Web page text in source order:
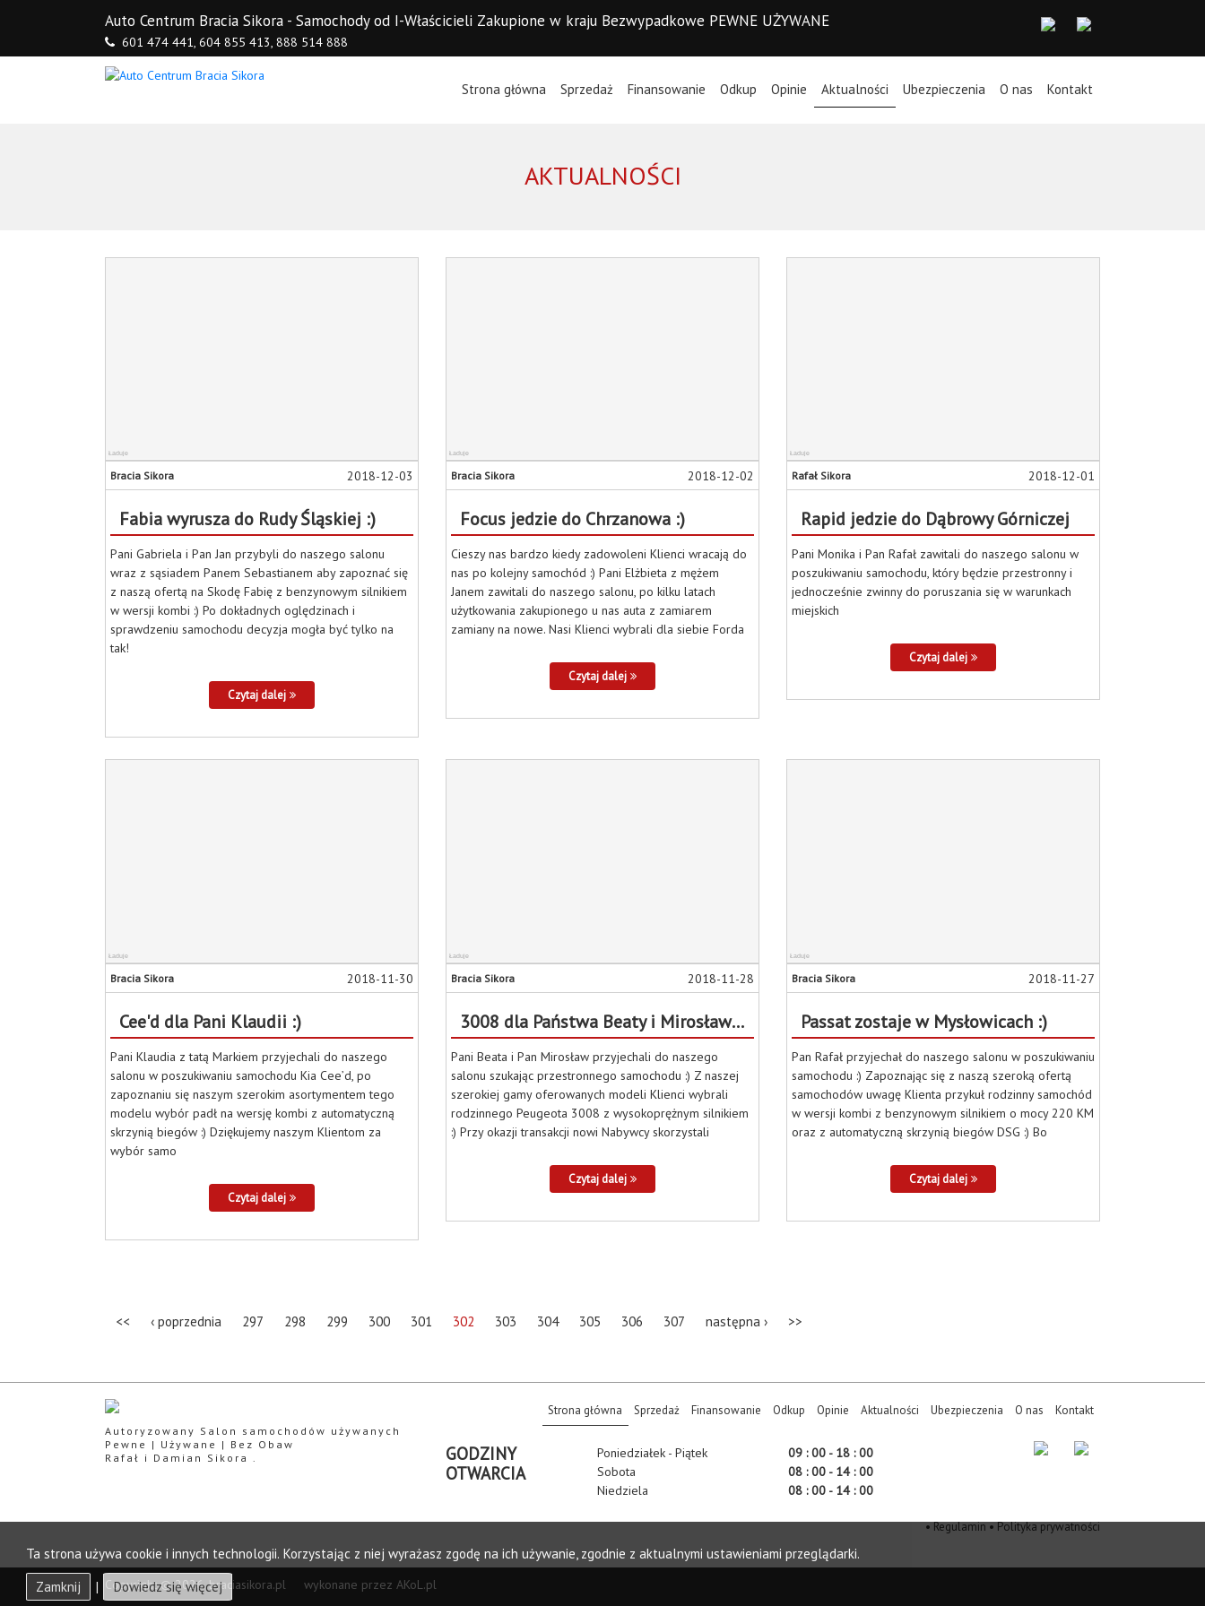
Auto Centrum Bracia Sikora - Samochody od I-Właścicieli Zakupione w kraju Bezwypadkowe PEWNE UŻYWANE
601 474 441, 604 855 413, 888 514 888
Strona główna (current)
Sprzedaż Finansowanie Odkup Opinie Aktualności Ubezpieczenia O nas Kontakt
AKTUALNOŚCI
Bracia Sikora 2018-12-03
Fabia wyrusza do Rudy Śląskiej :)
Pani Gabriela i Pan Jan przybyli do naszego salonu
wraz z sąsiadem Panem Sebastianem aby zapoznać się
z naszą ofertą na Skodę Fabię z benzynowym silnikiem
w wersji kombi :) Po dokładnych oględzinach i
sprawdzeniu samochodu decyzja mogła być tylko na
tak!
Czytaj dalej
Bracia Sikora 2018-12-02
Focus jedzie do Chrzanowa :)
Cieszy nas bardzo kiedy zadowoleni Klienci wracają do
nas po kolejny samochód :) Pani Elżbieta z mężem
Janem zawitali do naszego salonu, po kilku latach
użytkowania zakupionego u nas auta z zamiarem
zamiany na nowe. Nasi Klienci wybrali dla siebie Forda
Czytaj dalej
Rafał Sikora 2018-12-01
Rapid jedzie do Dąbrowy Górniczej
Pani Monika i Pan Rafał zawitali do naszego salonu w
poszukiwaniu samochodu, który będzie przestronny i
jednocześnie zwinny do poruszania się w warunkach
miejskich
Czytaj dalej
Bracia Sikora 2018-11-30
Cee'd dla Pani Klaudii :)
Pani Klaudia z tatą Markiem przyjechali do naszego
salonu w poszukiwaniu samochodu Kia Cee’d, po
zapoznaniu się naszym szerokim asortymentem tego
modelu wybór padł na wersję kombi z automatyczną
skrzynią biegów :) Dziękujemy naszym Klientom za
wybór samo
Czytaj dalej
Bracia Sikora 2018-11-28
3008 dla Państwa Beaty i Mirosława :)
Pani Beata i Pan Mirosław przyjechali do naszego
salonu szukając przestronnego samochodu :) Z naszej
szerokiej gamy oferowanych modeli Klienci wybrali
rodzinnego Peugeota 3008 z wysokoprężnym silnikiem
:) Przy okazji transakcji nowi Nabywcy skorzystali
Czytaj dalej
Bracia Sikora 2018-11-27
Passat zostaje w Mysłowicach :)
Pan Rafał przyjechał do naszego salonu w poszukiwaniu
samochodu :) Zapoznając się z naszą szeroką ofertą
samochodów uwagę Klienta przykuł rodzinny samochód
w wersji kombi z benzynowym silnikiem o mocy 220 KM
oraz z automatyczną skrzynią biegów DSG :) Bo
Czytaj dalej
<< ‹ poprzednia 297 298 299 300 301 302 303 304 305 306 307 następna › >>
Autoryzowany Salon samochodów używanych
Pewne | Używane | Bez Obaw
Rafał i Damian Sikora .
Strona główna (current)
Sprzedaż Finansowanie Odkup Opinie Aktualności Ubezpieczenia O nas Kontakt
GODZINY
OTWARCIA
Poniedziałek - Piątek
09 : 00 - 18 : 00
Sobota
08 : 00 - 14 : 00
Niedziela
08 : 00 - 14 : 00
•Regulamin•Polityka prywatności
Copyright © 2026. braciasikora.pl wykonane przez AKoL.pl
Ta strona używa cookie i innych technologii. Korzystając z niej wyrażasz zgodę na ich używanie, zgodnie z aktualnymi ustawieniami przeglądarki.
Zamknij
| Dowiedz się więcej